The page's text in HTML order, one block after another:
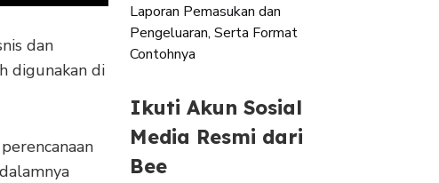
dan
digunakan di
Laporan Pemasukan dan
Pengeluaran, Serta Format
Contohnya
Ikuti Akun Sosial
Media Resmi dari
Bee